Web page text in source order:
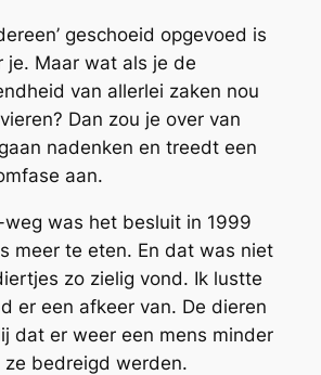
geschoeid opgevoed is
je. Maar wat als je de
van allerlei zaken nou
Dan zou je over van
nadenken en treedt een
aan.
weg was het besluit in 1999
meer te eten. En dat was niet
zo zielig vond. Ik lustte
er een afkeer van. De dieren
dat er weer een mens minder
bedreigd werden.